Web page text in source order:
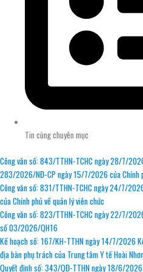
Tin cùng chuyên mục
Công văn số: 843/TTHN-TCHC ngày 28/7/
283/2026/NĐ-CP ngày 15/7/2026 của Chính
Công văn số: 831/TTHN-TCHC ngày 24/7/
của Chính phủ về quản lý viên chức
Công văn số: 823/TTHN-TCHC ngày 22/7/
số 03/2026/QH16
Kế hoạch số: 167/KH-TTHN ngày 14/7/2026
địa bàn phụ trách của Trung tâm Y tế Hoài
Quyết định số: 343/QĐ-TTHN ngày 18/6/2026